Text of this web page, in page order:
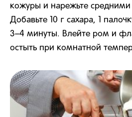
кожуры и нарежьте средними
Добавьте 10 г сахара, 1
3–4 минуты. Влейте ром и
остыть при комнатной